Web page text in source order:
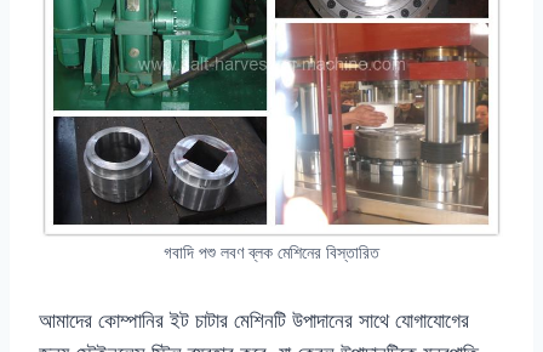
গবাদি পশু লবণ ব্লক মেশিনের বিস্তারিত
আমাদের কোম্পানির ইট চাটার মেশিনটি উপাদানের সাথে যোগাযোগের